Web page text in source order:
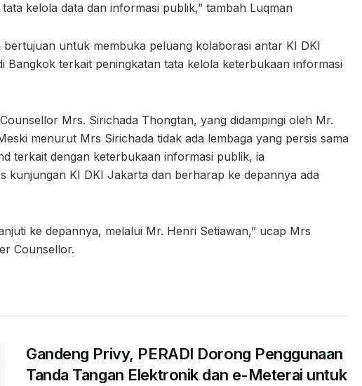
kelola data dan informasi publik,” tambah Luqman
bertujuan untuk membuka peluang kolaborasi antar KI DKI
Bangkok terkait peningkatan tata kelola keterbukaan informasi
Mrs. Sirichada Thongtan, yang didampingi oleh Mr.
menurut Mrs Sirichada tidak ada lembaga yang persis sama
terkait dengan keterbukaan informasi publik, ia
kunjungan KI DKI Jakarta dan berharap ke depannya ada
ke depannya, melalui Mr. Henri Setiawan,” ucap Mrs
Counsellor.
Gandeng Privy, PERADI Dorong Penggunaan
Tanda Tangan Elektronik dan e-Meterai untuk